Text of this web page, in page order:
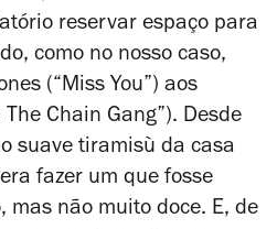
reservar espaço para
como no nosso caso,
(“Miss You”) aos
Chain Gang”). Desde
suave tiramisù da casa
fazer um que fosse
mas não muito doce. E, de